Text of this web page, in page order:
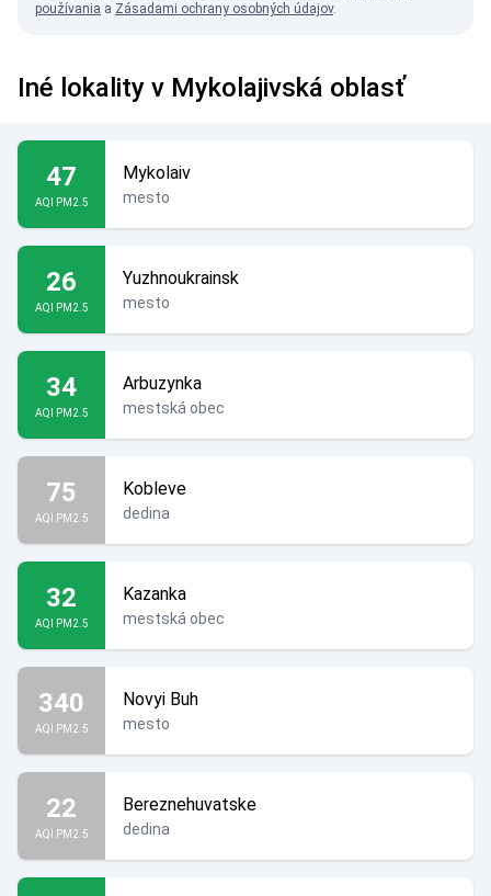
používania a Zásadami ochrany osobných údajov.
Iné lokality v Mykolajivská oblasť
47
AQI PM2.5
Mykolaiv
mesto
26
AQI PM2.5
Yuzhnoukrainsk
mesto
34
AQI PM2.5
Arbuzynka
mestská obec
75
AQI PM2.5
Kobleve
dedina
32
AQI PM2.5
Kazanka
mestská obec
340
AQI PM2.5
Novyi Buh
mesto
22
AQI PM2.5
Bereznehuvatske
dedina